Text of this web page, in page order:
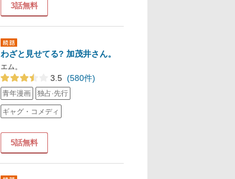
3話無料
わざと見せてる? 加茂井さん。
エム。
3.5 (580件)
青年漫画 独占·先行
ギャグ・コメディ
5話無料